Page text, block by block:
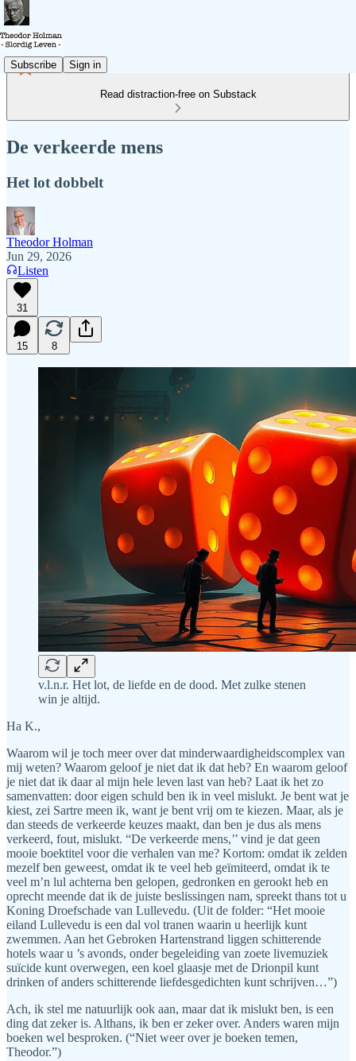
Subscribe Sign in
Read distraction-free on Substack
De verkeerde mens
Het lot dobbelt
Theodor Holman
Jun 29, 2026
Listen
31
15 8
v.l.n.r. Het lot, de liefde en de dood. Met zulke stenen
win je altijd.
Ha K.,
Waarom wil je toch meer over dat minderwaardigheidscomplex van
mij weten? Waarom geloof je niet dat ik dat heb? En waarom geloof
je niet dat ik daar al mijn hele leven last van heb? Laat ik het zo
samenvatten: door eigen schuld ben ik in veel mislukt. Je bent wat je
kiest, zei Sartre meen ik, want je bent vrij om te kiezen. Maar, als je
dan steeds de verkeerde keuzes maakt, dan ben je dus als mens
verkeerd, fout, mislukt. “De verkeerde mens,’’ vind je dat geen
mooie boektitel voor die verhalen van me? Kortom: omdat ik zelden
mezelf ben geweest, omdat ik te veel heb geïmiteerd, omdat ik te
veel m’n lul achterna ben gelopen, gedronken en gerookt heb en
oprecht meende dat ik de juiste beslissingen nam, spreekt thans tot u
Koning Droefschade van Lullevedu. (Uit de folder: “Het mooie
eiland Lullevedu is een dal vol tranen waarin u heerlijk kunt
zwemmen. Aan het Gebroken Hartenstrand liggen schitterende
hotels waar u ’s avonds, onder begeleiding van zoete livemuziek
suïcide kunt overwegen, een koel glaasje met de Drionpil kunt
drinken of anders schitterende liefdesgedichten kunt schrijven…”)
Ach, ik stel me natuurlijk ook aan, maar dat ik mislukt ben, is een
ding dat zeker is. Althans, ik ben er zeker over. Anders waren mijn
boeken wel besproken. (“Niet weer over je boeken temen,
Theodor.”)